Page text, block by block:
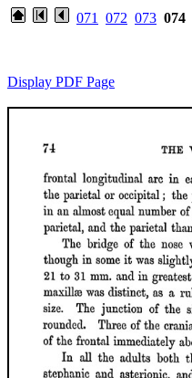
071 072 073 074
Display PDF Page